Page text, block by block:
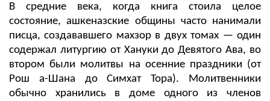
В средние века, когда книга стоила целое
состояние, ашкеназские общины часто нанимали
писца, создававшего махзор в двух томах — один
содержал литургию от Хануки до Девятого Ава, во
втором были молитвы на осенние праздники (от
Рош а-Шана до Симхат Тора). Молитвенники
обычно хранились в доме одного из членов